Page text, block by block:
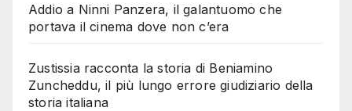
Addio a Ninni Panzera, il galantuomo che
portava il cinema dove non c’era
Zustissia racconta la storia di Beniamino
Zuncheddu, il più lungo errore giudiziario della
storia italiana